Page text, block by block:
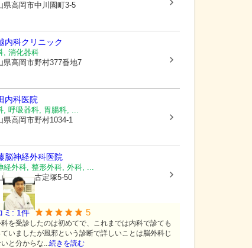
県高岡市中川園町3-5
内科クリニック
, 消化器科
県高岡市野村377番地7
内科医院
, 呼吸器科, 胃腸科, ...
県高岡市野村1034-1
脳神経外科医院
経外科, 整形外科, 外科, ...
県高岡市古定塚5-50
ミ:1件 5
科を受診したのは初めてで、これまでは内科で診ても
ていましたが風邪という診断で詳しいことは脳外科じ
いと分からな...続きを読む